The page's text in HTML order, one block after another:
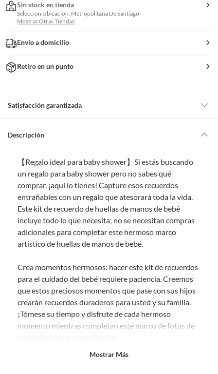
Sin stock en tienda
Seleccion Ubicacion, Metropolitana De Santiago
Mostrar Otras Tiendas
Envío a domicilio
Retiro en un punto
Satisfacción garantizada
de la compra.
comprado por internet y que hay ciertas categorías que no tienen este
derecho:
Productos que, por su naturaleza, no puedan ser devueltos,
puedan deteriorarse o caducar con rapidez.
Confeccionados a la medida.
De uso personal.
En sodimac.cl te damos 30 días desde que recibes el producto
estar en perfecto estado, con todas sus etiquetas y sin uso, tal como te lo
Productos digitales que se entregan a través de una descarga
electrónica, por ejemplo, cupones de experiencia o programas
para el computador.
Productos a pedido o confeccionados a medida.
Productos que han sido informados como imperfectos, usados,
reparados, abiertos, de segunda selección, remanufacturados o
Descripción
【Regalo ideal para baby shower】Si estás buscando
un regalo para baby shower pero no sabes qué
comprar, ¡aquí lo tienes! Capture esos recuerdos
entrañables con un regalo que atesorará toda la vida.
Este kit de recuerdo de huellas de manos de bebé
incluye todo lo que necesita; no se necesitan compras
adicionales para completar este hermoso marco
artístico de huellas de manos de bebé.
Crea momentos hermosos: hacer este kit de recuerdos
para el cuidado del bebé requiere paciencia. Creemos
que estos preciosos momentos que pase con sus hijos
crearán recuerdos duraderos para usted y su familia.
¡Tómese su tiempo y disfrute de cada hermoso
momento mientras completan este marco de fotos de
Mostrar Más